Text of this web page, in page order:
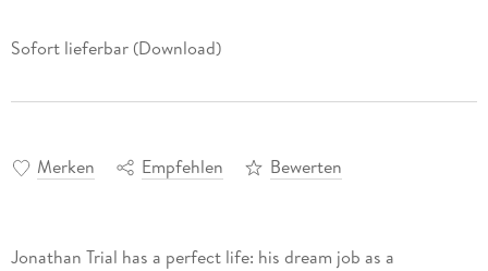
Sofort lieferbar (Download)
Merken Empfehlen Bewerten
Jonathan Trial has a perfect life: his dream job as a